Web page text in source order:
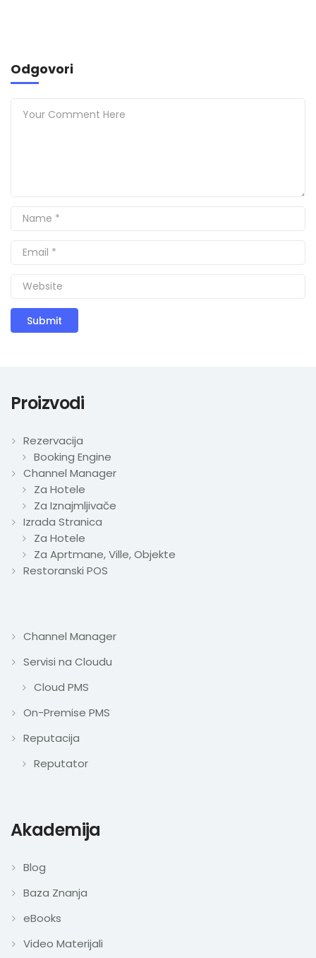
Odgovori
Proizvodi
Rezervacija
Booking Engine
Channel Manager
Za Hotele
Za Iznajmljivače
Izrada Stranica
Za Hotele
Za Aprtmane, Ville, Objekte
Restoranski POS
Channel Manager
Servisi na Cloudu
Cloud PMS
On-Premise PMS
Reputacija
Reputator
Akademija
Blog
Baza Znanja
eBooks
Video Materijali